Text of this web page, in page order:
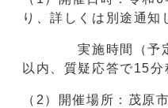
り、詳しくは別途通知
実施時間（予定）
以内、質疑応答で15分
（2）開催場所：茂原